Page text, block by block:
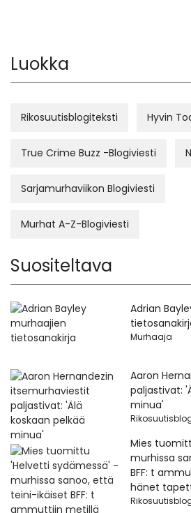
Luokka
Rikosuutisblogiteksti Hyvin
True Crime Buzz -Blogiviesti
Sarjamurhaviikon Blogiviesti
Murhat A-Z-Blogiviesti
Suositeltava
Adrian
Murhaaja
Aaron
paljastivat:
minua'
Mies
murhissa
BFF: t
hänet